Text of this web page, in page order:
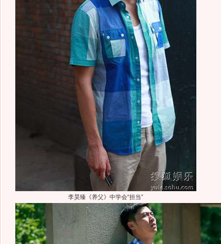
李昊臻《养父》中学会“担当”